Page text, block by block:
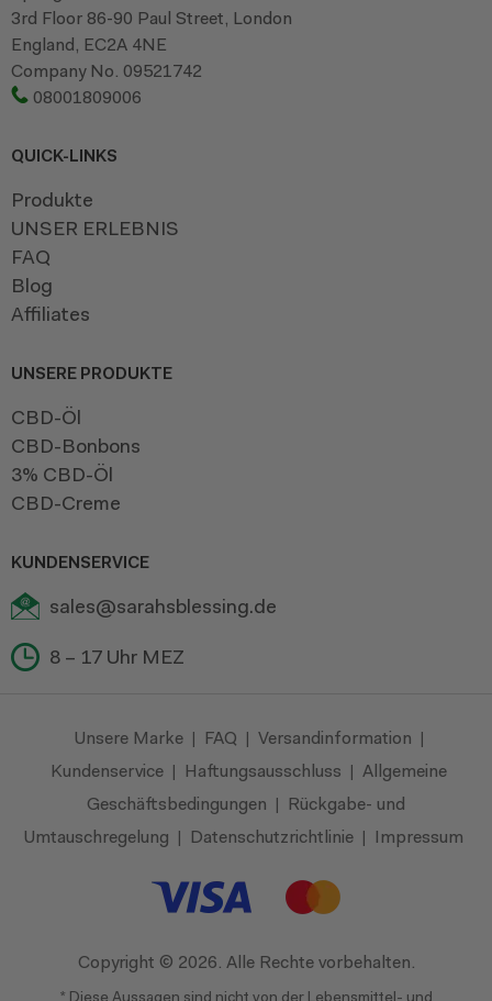
3rd Floor 86-90 Paul Street, London
England, EC2A 4NE
Company No. 09521742
08001809006
QUICK-LINKS
Produkte
UNSER ERLEBNIS
FAQ
Blog
Affiliates
UNSERE PRODUKTE
CBD-Öl
CBD-Bonbons
3% CBD-Öl
CBD-Creme
KUNDENSERVICE
sales@sarahsblessing.de
8 – 17 Uhr MEZ
Unsere Marke | FAQ | Versandinformation |
Kundenservice | Haftungsausschluss | Allgemeine
Geschäftsbedingungen |
Rückgabe- und
Umtauschregelung | Datenschutzrichtlinie | Impressum
Copyright © 2026. Alle Rechte vorbehalten.
* Diese Aussagen sind nicht von der Lebensmittel- und